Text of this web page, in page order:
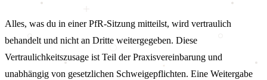
Alles, was du in einer PfR-Sitzung mitteilst, wird vertraulich
behandelt und nicht an Dritte weitergegeben. Diese
Vertraulichkeitszusage ist Teil der Praxisvereinbarung und
unabhängig von gesetzlichen Schweigepflichten. Eine Weitergabe